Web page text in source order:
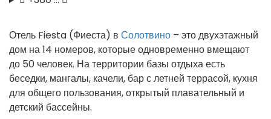
Отель Fiesta (Фиеста) в Солотвино – это двухэтажный
дом на 14 номеров, которые одновременно вмещают
до 50 человек. На территории базы отдыха есть
беседки, мангалы, качели, бар с летней террасой, кухня
для общего пользования, открытый плавательный и
детский бассейны.